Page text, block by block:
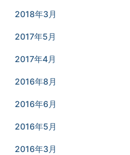
2018年3月
2017年5月
2017年4月
2016年8月
2016年6月
2016年5月
2016年3月